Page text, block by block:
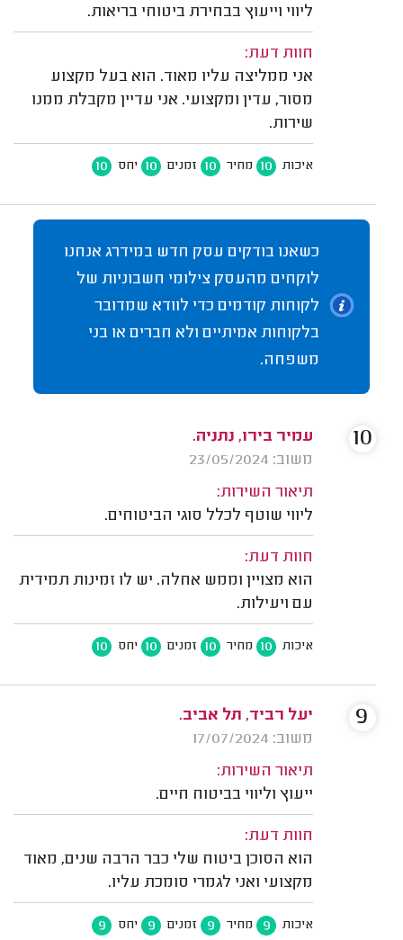
ליווי וייעוץ בבחירת ביטוחי בריאות.
חוות דעת:
אני ממליצה עליו מאוד. הוא בעל מקצוע
מסור, עדין ומקצועי. אני עדיין מקבלת ממנו
שירות.
איכות 10 מחיר 10 זמנים 10 יחס 10
כשאנו בודקים עסק חדש במידרג אנחנו
לוקחים מהעסק צילומי חשבוניות של
לקוחות קודמים כדי לוודא שמדובר
בלקוחות אמיתיים ולא חברים או בני
משפחה.
עמיר בירו, נתניה.
משוב: 23/05/2024
תיאור השירות:
ליווי שוטף לכלל סוגי הביטוחים.
חוות דעת:
הוא מצויין וממש אחלה. יש לו זמינות תמידית
עם ויעילות.
איכות 10 מחיר 10 זמנים 10 יחס 10
10
יעל רביד, תל אביב.
משוב: 17/07/2024
תיאור השירות:
ייעוץ וליווי בביטוח חיים.
חוות דעת:
הוא הסוכן ביטוח שלי כבר הרבה שנים, מאוד
מקצועי ואני לגמרי סומכת עליו.
איכות 9 מחיר 9 זמנים 9 יחס 9
9